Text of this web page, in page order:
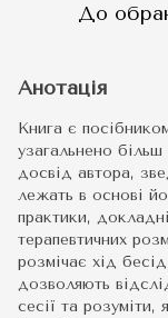
До
Анотація
Книга є
узагальнено
досвід автора,
лежать в основі
практики,
терапевтичних
розмічає хід
дозволяють
сесії та розуміти,